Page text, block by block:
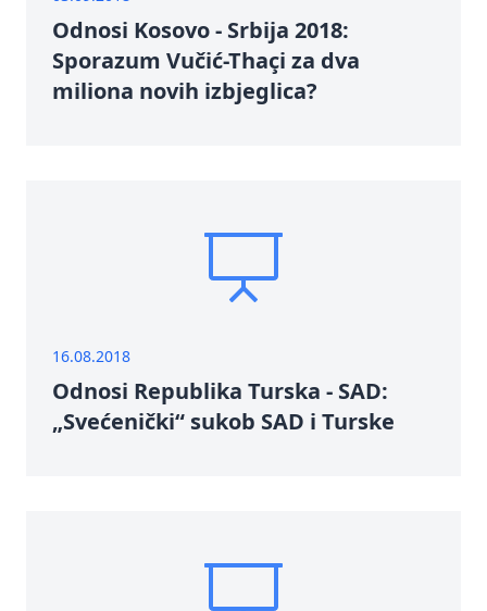
Odnosi Kosovo - Srbija 2018:
Sporazum Vučić-Thaçi za dva
miliona novih izbjeglica?
16.08.2018
Odnosi Republika Turska - SAD:
„Svećenički“ sukob SAD i Turske